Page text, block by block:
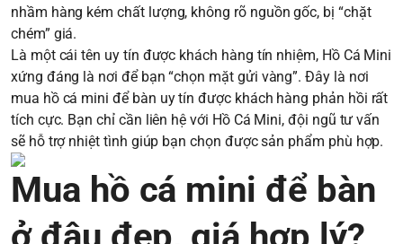
nhầm hàng kém chất lượng, không rõ nguồn gốc, bị “chặt
chém” giá.
Là một cái tên uy tín được khách hàng tín nhiệm, Hồ Cá Mini
xứng đáng là nơi để bạn “chọn mặt gửi vàng”. Đây là nơi
mua hồ cá mini để bàn uy tín được khách hàng phản hồi rất
tích cực. Bạn chỉ cần liên hệ với Hồ Cá Mini, đội ngũ tư vấn
sẽ hỗ trợ nhiệt tình giúp bạn chọn được sản phẩm phù hợp.
Mua hồ cá mini để bàn